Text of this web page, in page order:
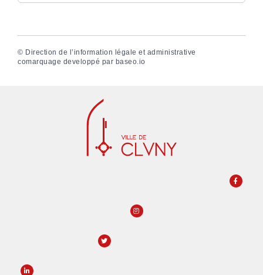
© Direction de l’information légale et administrative
comarquage developpé par baseo.io